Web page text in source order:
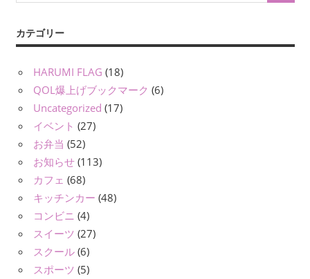
カテゴリー
HARUMI FLAG (18)
QOL爆上げブックマーク (6)
Uncategorized (17)
イベント (27)
お弁当 (52)
お知らせ (113)
カフェ (68)
キッチンカー (48)
コンビニ (4)
スイーツ (27)
スクール (6)
スポーツ (5)